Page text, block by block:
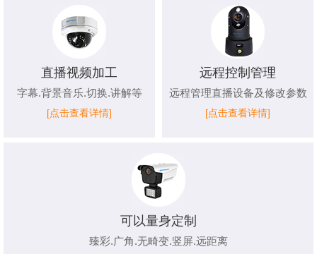
直播视频加工
字幕.背景音乐.切换.讲解等
[点击查看详情]
远程控制管理
远程管理直播设备及修改参数
[点击查看详情]
可以量身定制
臻彩.广角.无畸变.竖屏.远距离